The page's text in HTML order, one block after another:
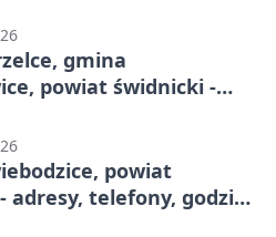
gmina
powiat świdnicki -
powiat
adresy, telefony, godziny